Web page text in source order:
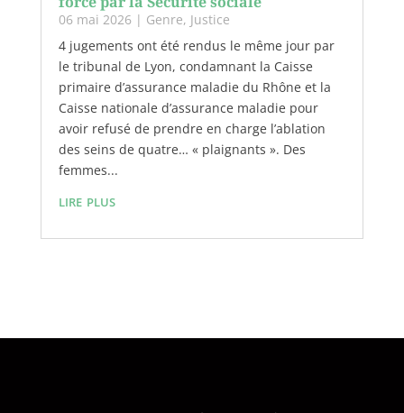
06 mai 2026| Genre, Justice
4 jugements ont été rendus le même jour par
le tribunal de Lyon, condamnant la Caisse
primaire d’assurance maladie du Rhône et la
Caisse nationale d’assurance maladie pour
avoir refusé de prendre en charge l’ablation
des seins de quatre… « plaignants ». Des
femmes...
lire plus